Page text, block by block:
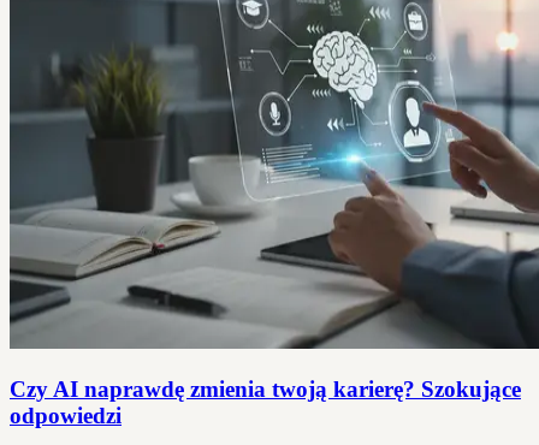
Czy AI naprawdę zmienia twoją karierę? Szokujące
odpowiedzi